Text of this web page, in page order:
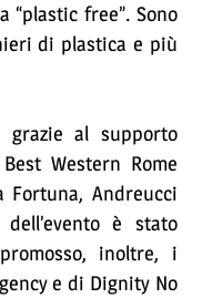
free”. Sono
di plastica e più
grazie al supporto
Western Rome
Andreucci
è stato
inoltre, i
e di Dignity No